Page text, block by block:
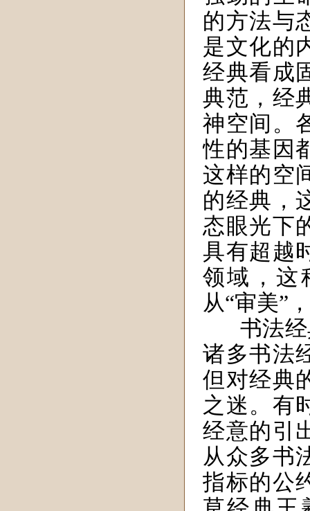
的方法与
是文化的
经典看成
典范，经
神空间。
性的基因
这样的空
的经典，
态眼光下
具有超越
领域，这
从“审美”
书法
诸多书法
但对经典
之迷。有
经意的引
从众多书
指标的公